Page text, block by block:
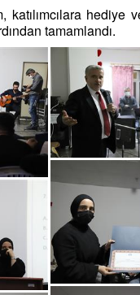
katılımcılara hediye
tamamlandı.